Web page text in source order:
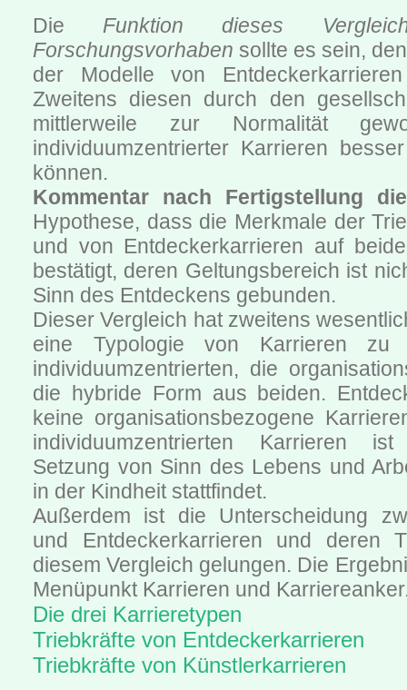
DieFunktion dieses
Forschungsvorhaben sollte es sein,
der Modelle von
Zweitens diesen durch den
mittlerweile zur Normalität
individuumzentrierter Karrieren
können.
Kommentar nach Fertigstellung
Hypothese, dass die Merkmale der
und von Entdeckerkarrieren auf
bestätigt, deren Geltungsbereich ist
Sinn des Entdeckens gebunden.
Dieser Vergleich hat zweitens
eine Typologie von Karrieren zu
individuumzentrierten, die
die hybride Form aus beiden.
keine organisationsbezogene
individuumzentrierten Karrieren
Setzung von Sinn des Lebens und
in der Kindheit stattfindet.
Außerdem ist die Unterscheidung
und Entdeckerkarrieren und deren
diesem Vergleich gelungen. Die
Menüpunkt Karrieren und
Die drei Karrieretypen
Triebkräfte von Entdeckerkarrieren
Triebkräfte von Künstlerkarrieren